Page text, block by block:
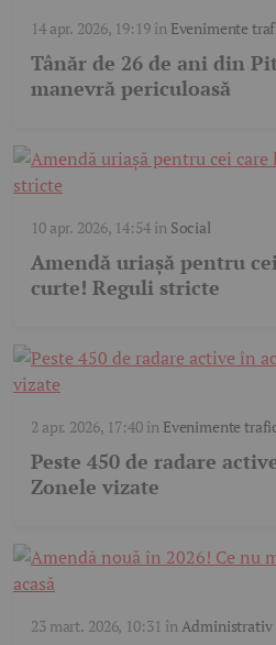
14 apr. 2026, 19:19în Evenimente
Tânăr de 26 de ani din
manevră periculoasă
10 apr. 2026, 14:54în Social
Amendă uriașă pentru
curte! Reguli stricte
2 apr. 2026, 17:40în Evenimente
Peste 450 de radare
Zonele vizate
23 mart. 2026, 10:31 înAdministrativ